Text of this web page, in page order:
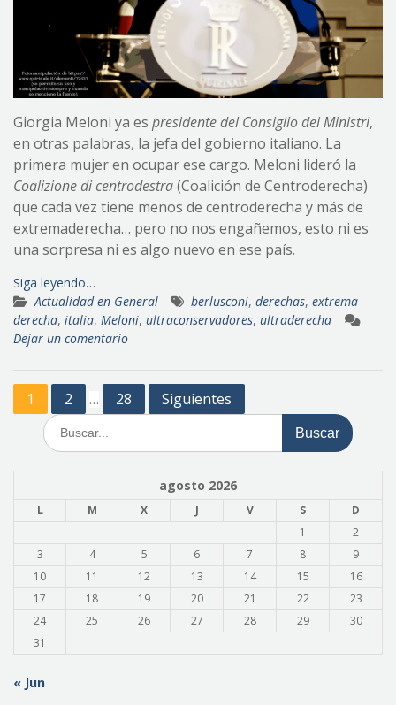
Giorgia Meloni ya es presidente del Consiglio dei Ministri,
en otras palabras, la jefa del gobierno italiano. La
primera mujer en ocupar ese cargo. Meloni lideró la
Coalizione di centrodestra(Coalición de Centroderecha)
que cada vez tiene menos de centroderecha y más de
extremaderecha… pero no nos engañemos, esto ni es
una sorpresa ni es algo nuevo en ese país.
Siga leyendo…
Actualidad en General
berlusconi, derechas, extrema
derecha, italia, Meloni, ultraconservadores, ultraderecha
Dejar un comentario
Paginación
entradas
1 2 … 28 Siguientes
Buscar:
agosto 2026
L M X J V S
D
1
2
3
4 5 6 7 8
9
10
11 12 13 14 15
16
17
18 19 20 21 22
23
24
25 26 27 28 29
30
31
« Jun